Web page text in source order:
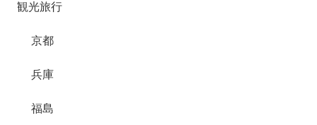
観光旅行
京都
兵庫
福島